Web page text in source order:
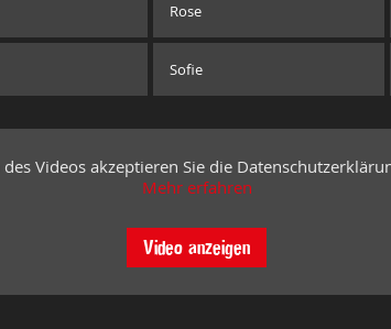
Rose
Sofie
Videos akzeptieren Sie die
Mehr erfahren
Video anzeigen